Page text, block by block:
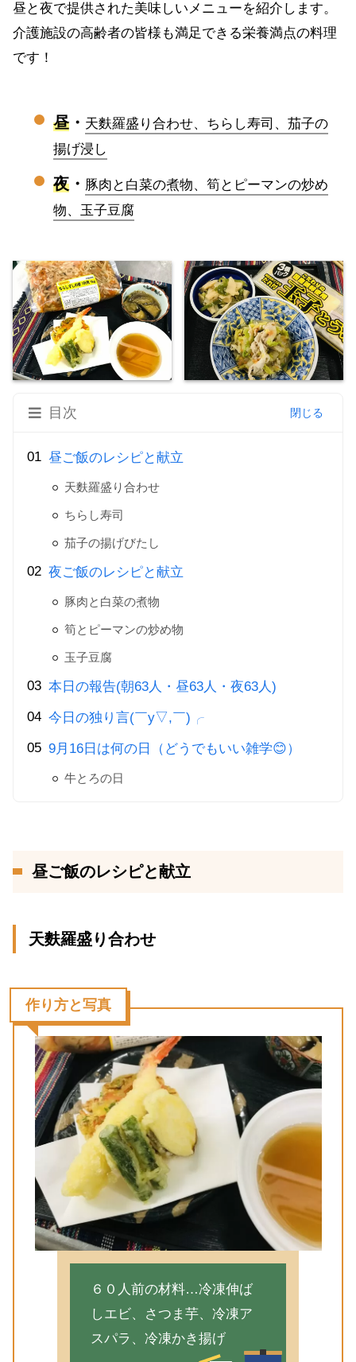
昼と夜で提供された美味しいメニューを紹介します。
介護施設の高齢者の皆様も満足できる栄養満点の料理
です！
昼・ 天麩羅盛り合わせ、ちらし寿司、茄子の
揚げ浸し
夜 ・ 豚肉と白菜の煮物、筍とピーマンの炒め
物、玉子豆腐
目次
昼ご飯のレシピと献立
天麩羅盛り合わせ
ちらし寿司
茄子の揚げびたし
夜ご飯のレシピと献立
豚肉と白菜の煮物
筍とピーマンの炒め物
玉子豆腐
本日の報告(朝63人・昼63人・夜63人)
今日の独り言(￣y▽,￣)╭
9月16日は何の日（どうでもいい雑学😊）
牛とろの日
昼ご飯のレシピと献立
天麩羅盛り合わせ
作り方と写真
６０人前の材料…冷凍伸ば
しエビ、さつま芋、冷凍ア
スパラ、冷凍かき揚げ